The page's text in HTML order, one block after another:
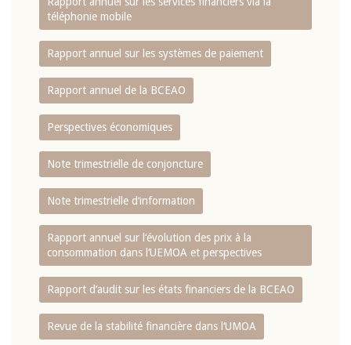
téléphonie mobile
Rapport annuel sur les systèmes de paiement
Rapport annuel de la BCEAO
Perspectives économiques
Note trimestrielle de conjoncture
Note trimestrielle d‘information
Rapport annuel sur l‘évolution des prix à la
consommation dans l‘UEMOA et perspectives
Rapport d‘audit sur les états financiers de la BCEAO
Revue de la stabilité financière dans l‘UMOA